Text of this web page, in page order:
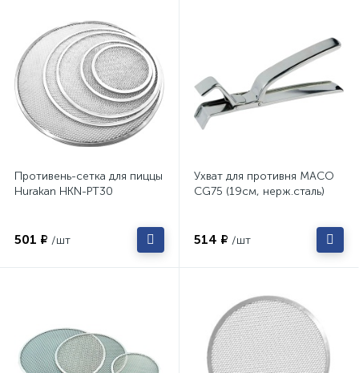
Противень-сетка для пиццы
Hurakan HKN-PT30
501 ₽ /шт
Ухват для противня MACO
CG75 (19см, нерж.сталь)
514 ₽ /шт